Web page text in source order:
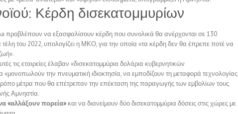
Κέρδη δισεκατομμυρίων
προβλέπουν να εξασφαλίσουν κέρδη που συνολικά θα ανέρχονται σε 130
τέλη του 2022, υπολογίζει η ΜΚΟ, για την οποία «τα κέρδη δεν θα έπρεπε ποτέ να
τις εταιρείες έλαβαν «δισεκατομμύρια δολάρια κυβερνητικών
την πνευματική ιδιοκτησία, να εμποδίζουν τη μεταφορά τεχνολογίας
τρόπο μέτρα που θα επέτρεπαν την επέκταση της παραγωγής των εμβολίων τους
Αμνηστία.
«αλλάξουν πορεία» και να διανείμουν δύο δισεκατομμύρια δόσεις στις χώρες με